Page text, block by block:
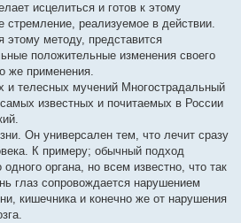
исцелиться и готов к этому
реализуемое в действии.
этому методу, представится
положительные изменения своего
же применения.
и телесных мучений Многострадальный
известных и почитаемых в России
Он универсален тем, что лечит сразу
К примеру; обычный подход
органа, но всем известно, что так
глаз сопровождается нарушением
кишечника и конечно же от нарушения